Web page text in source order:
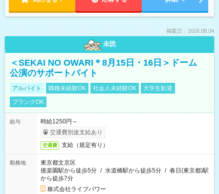
掲載日：2026.08.04
未読
＜SEKAI NO OWARI＊8月15日・16日＞ドーム
公演のサポートバイト
アルバイト 職種未経験OK 社会人未経験OK
大学生歓迎
ブランクOK
給与
時給1250円～
交通費別途支給あり
交通費 支給（規定有り）
勤務地
東京都文京区
後楽園駅から徒歩5分 / 水道橋駅から徒歩5分 / 春日(東京都)駅
から徒歩7分
株式会社ライブパワー